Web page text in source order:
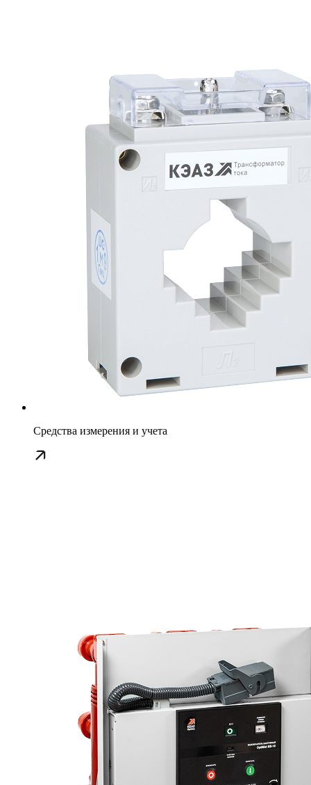
Средства измерения и учета